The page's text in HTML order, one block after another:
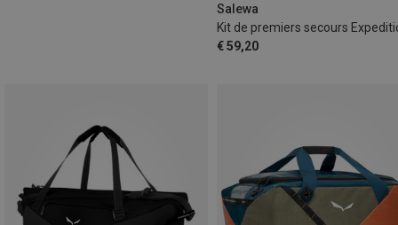
Salewa
Kit de premiers secours
€ 59,20